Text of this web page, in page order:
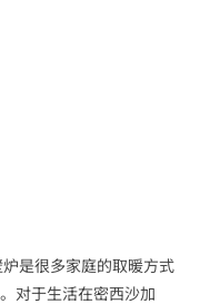
是很多家庭的取暖方式
对于生活在密西沙加